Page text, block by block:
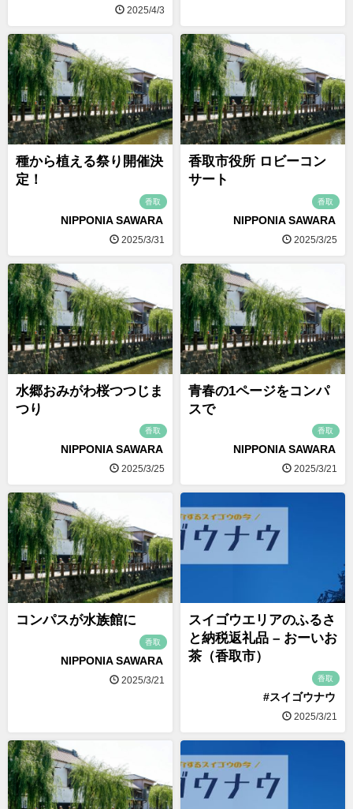
2025/4/3
種から植える祭り開催決
定！
香取
NIPPONIA SAWARA
2025/3/31
香取市役所 ロビーコン
サート
香取
NIPPONIA SAWARA
2025/3/25
水郷おみがわ桜つつじま
つり
香取
NIPPONIA SAWARA
2025/3/25
青春の1ページをコンパ
スで
香取
NIPPONIA SAWARA
2025/3/21
コンパスが水族館に
香取
NIPPONIA SAWARA
2025/3/21
スイゴウエリアのふるさ
と納税返礼品 – おーいお
茶（香取市）
香取
#スイゴウナウ
2025/3/21